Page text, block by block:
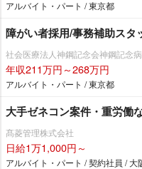
アルバイト・パート / 東京都
障がい者採用/事務補助スタ
社会医療法人神鋼記念会神鋼記念
年収211万円～268万円
アルバイト・パート / 東京都
大手ゼネコン案件・重労働
髙菱管理株式会社
日給1万1,000円～
アルバイト・パート / 契約社員 / 大